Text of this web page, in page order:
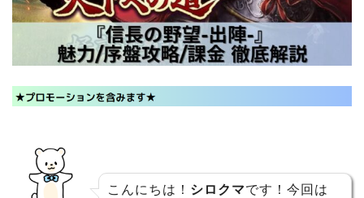
こんにちは！ シロクマです！今回は